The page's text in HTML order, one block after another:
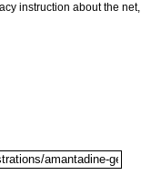
instruction about the net,